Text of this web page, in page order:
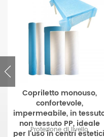
Copriletto monouso,
confortevole,
impermeabile, in
non tessuto PP, ideale
per l'uso in centri
Protezione di livello